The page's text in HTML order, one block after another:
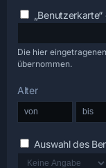
Die hier
übernommen.
Alter
Auswahl des